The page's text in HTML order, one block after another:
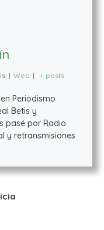
| Web | + posts
Periodismo
Betis y
pasé por Radio
y retransmisiones